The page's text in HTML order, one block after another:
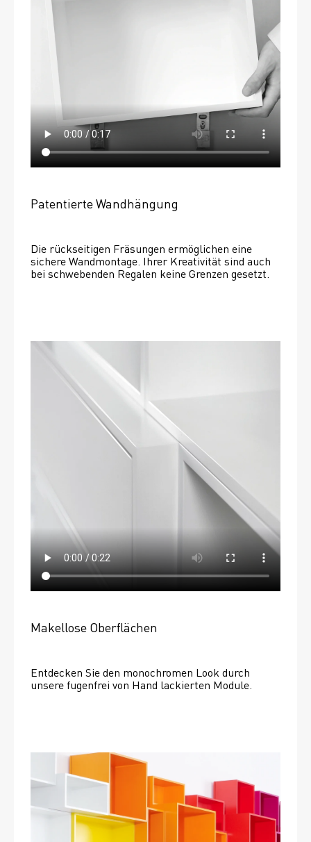
Patentierte Wandhängung
Die rückseitigen Fräsungen ermöglichen eine
sichere Wandmontage. Ihrer Kreativität sind auch
bei schwebenden Regalen keine Grenzen gesetzt.
Makellose Oberflächen
Entdecken Sie den monochromen Look durch
unsere fugenfrei von Hand lackierten Module.